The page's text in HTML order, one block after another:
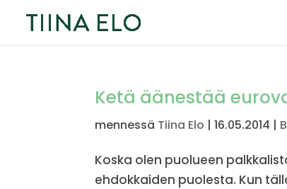
Ketä äänestää
mennessä Tiina Elo |16.05.2014 |
Koska olen puolueen
ehdokkaiden puolesta. Kun